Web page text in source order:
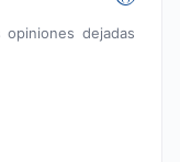
dejadas